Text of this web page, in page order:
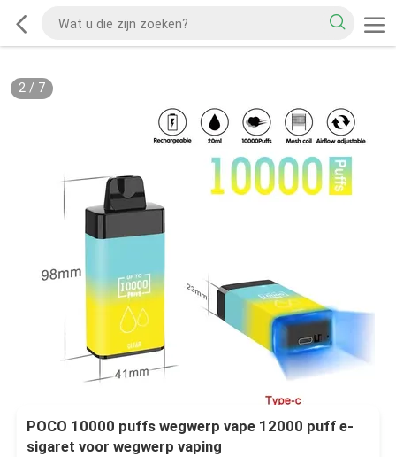
2/ 7
POCO 10000 puffs wegwerp vape 12000 puff e-
sigaret voor wegwerp vaping